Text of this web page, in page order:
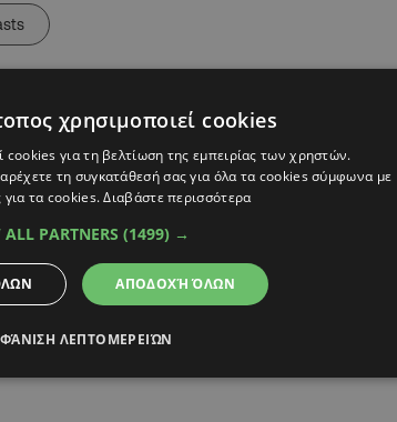
χρησιμοποιεί cookies
cookies για τη βελτίωση της εμπειρίας των χρηστών.
τη συγκατάθεσή σας για όλα τα cookies σύμφωνα με
για τα cookies.Διαβάστε περισσότερα
PARTNERS (1499) →
ΑΠΟΔΟΧΉ ΌΛΩΝ
ΛΕΠΤΟΜΕΡΕΙΏΝ